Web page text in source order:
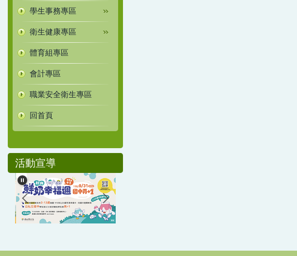
學生事務專區
衛生健康專區
體育組專區
會計專區
職業安全衛生專區
回首頁
活動宣導